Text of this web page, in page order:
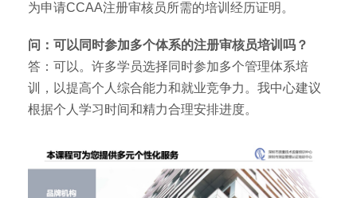
为申请CCAA注册审核员所需的培训经历证明。
问：可以同时参加多个体系的注册审核员培训吗？
答：可以。许多学员选择同时参加多个管理体系培
训，以提高个人综合能力和就业竞争力。我中心建议
根据个人学习时间和精力合理安排进度。